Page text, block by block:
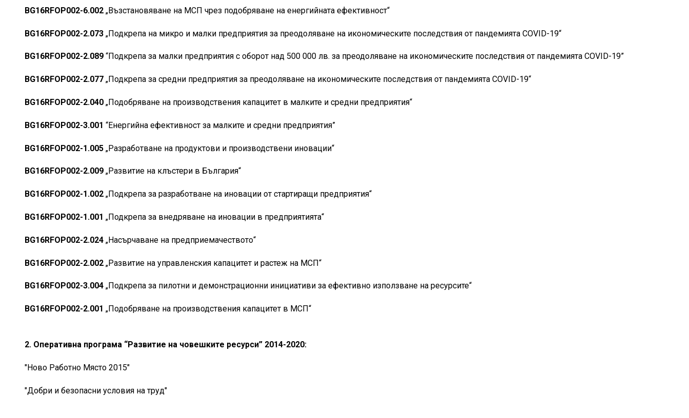
BG16RFOP002-6.002 „Възстановяване на МСП чрез подобряване на енергийната ефективност“
BG16RFOP002-2.073 „Подкрепа на микро и малки предприятия за преодоляване на икономическите последствия от пандемията COVID-19“
BG16RFOP002-2.089 “Подкрепа за малки предприятия с оборот над 500 000 лв. за преодоляване на икономическите последствия от пандемията COVID-19”
BG16RFOP002-2.077 „Подкрепа за средни предприятия за преодоляване на икономическите последствия от пандемията COVID-19“
BG16RFOP002-2.040 „Подобряване на производствения капацитет в малките и средни предприятия“
BG16RFOP002-3.001 “Енергийна ефективност за малките и средни предприятия”
BG16RFOP002-1.005 „Разработване на продуктови и производствени иновации“
BG16RFOP002-2.009 „Развитие на клъстери в България“
BG16RFOP002-1.002 „Подкрепа за разработване на иновации от стартиращи предприятия“
BG16RFOP002-1.001 „Подкрепа за внедряване на иновации в предприятията“
BG16RFOP002-2.024 „Насърчаване на предприемачеството“
BG16RFOP002-2.002 „Развитие на управленския капацитет и растеж на МСП“
BG16RFOP002-3.004 „Подкрепа за пилотни и демонстрационни инициативи за ефективно използване на ресурсите“
BG16RFOP002-2.001 „Подобряване на производствения капацитет в МСП“
2. Оперативна програма “Развитие на човешките ресурси” 2014-2020:
"Ново Работно Място 2015"
"Добри и безопасни условия на труд"